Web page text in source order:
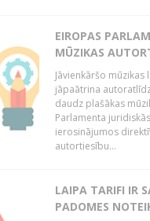
EIROPAS
MŪZIKAS
Jāvienkāršo
jāpaātrina
daudz plašākas
Parlamenta
ierosinājumos
autortiesību...
LAIPA TARIFI IR
PADOMES